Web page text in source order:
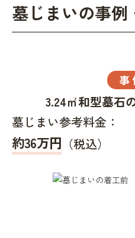
墓じまいの事例
事
3.24㎡和型墓石
墓じまい参考料金：
約36万円 （税込）